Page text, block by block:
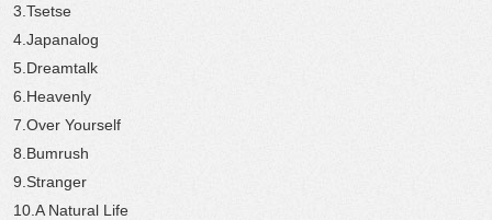
3.Tsetse
4.Japanalog
5.Dreamtalk
6.Heavenly
7.Over Yourself
8.Bumrush
9.Stranger
10.A Natural Life